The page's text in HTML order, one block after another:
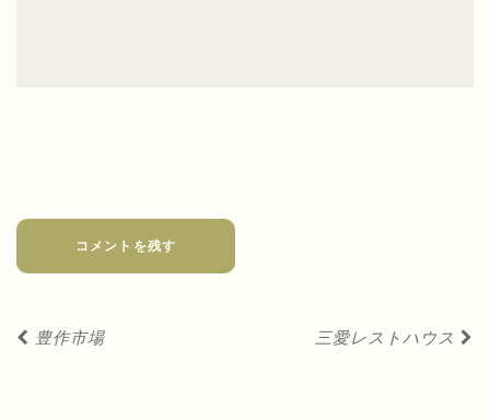
コメントを残す
投豊作市場 三愛レストハウス